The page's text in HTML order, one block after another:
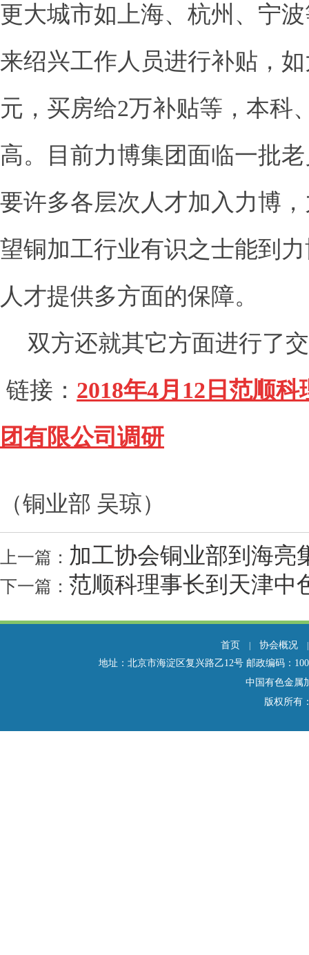
更大城市如上海、杭州、宁
来绍兴工作人员进行补贴，
元，买房给2万补贴等，本科
高。目前力博集团面临一批
要许多各层次人才加入力博
望铜加工行业有识之士能到
人才提供多方面的保障。
双方还就其它方面进行了
链接： 2018年4月12 日范顺科
团有限公司调研
（铜业部 吴琼）
上一篇： 加工协会铜业部到海亮
下一篇： 范顺科理事长到天津中
首页 协会概况
地址：北京市海淀区复兴路乙12号 邮政编码：
中国有色金属
版权所有